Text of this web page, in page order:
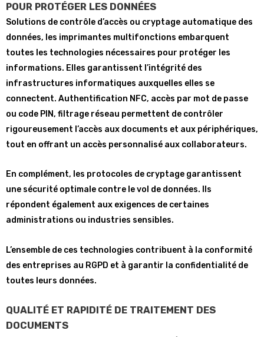
POUR PROTÉGER LES DONNÉES
Solutions de contrôle d’accès ou cryptage automatique des
données, les imprimantes multifonctions embarquent
toutes les technologies nécessaires pour protéger les
informations. Elles garantissent l’intégrité des
infrastructures informatiques auxquelles elles se
connectent. Authentification NFC, accès par mot de passe
ou code PIN, filtrage réseau permettent de contrôler
rigoureusement l’accès aux documents et aux périphériques,
tout en offrant un accès personnalisé aux collaborateurs.
En complément, les protocoles de cryptage garantissent
une sécurité optimale contre le vol de données. Ils
répondent également aux exigences de certaines
administrations ou industries sensibles.
L’ensemble de ces technologies contribuent à la conformité
des entreprises au RGPD et à garantir la confidentialité de
toutes leurs données.
QUALITÉ ET RAPIDITÉ DE TRAITEMENT DES
DOCUMENTS